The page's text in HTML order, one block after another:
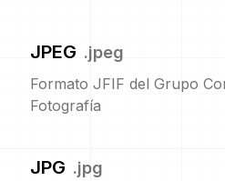
JPEG .jpeg
Formato JFIF del Grupo
Fotografía
JPG .jpg